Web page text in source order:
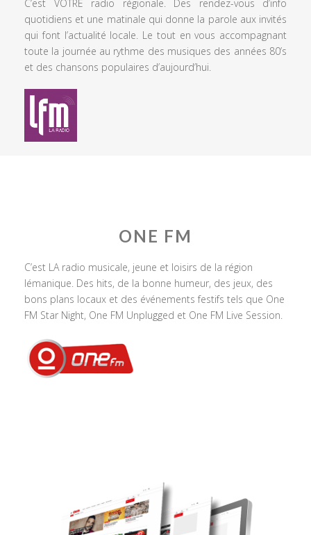
C’est VOTRE radio régionale. Des rendez-vous d’info
quotidiens et une matinale qui donne la parole aux invités
qui font l’actualité locale. Le tout en vous accompagnant
toute la journée au rythme des musiques des années 80’s
et des chansons populaires d’aujourd’hui.
ONE FM
C’est LA radio musicale, jeune et loisirs de la région
lémanique. Des hits, de la bonne humeur, des jeux, des
bons plans locaux et des événements festifs tels que One
FM Star Night, One FM Unplugged et One FM Live Session.